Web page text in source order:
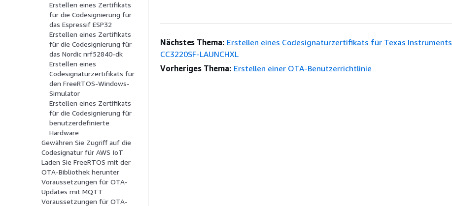
Erstellen eines Zertifikats
für die Codesignierung für
das Espressif ESP32
Erstellen eines Zertifikats
für die Codesignierung für
das Nordic nrf52840-dk
Erstellen eines
Codesignaturzertifikats für
den FreeRTOS-Windows-
Simulator
Erstellen eines Zertifikats
für die Codesignierung für
benutzerdefinierte
Hardware
Gewähren Sie Zugriff auf die
Codesignatur für AWS IoT
Laden Sie FreeRTOS mit der
OTA-Bibliothek herunter
Voraussetzungen für OTA-
Updates mit MQTT
Voraussetzungen für OTA-
Nächstes Thema: Erstellen eines Codesignaturzertifikats für Texas Instruments
CC3220SF-LAUNCHXL
Vorheriges Thema: Erstellen einer OTA-Benutzerrichtlinie